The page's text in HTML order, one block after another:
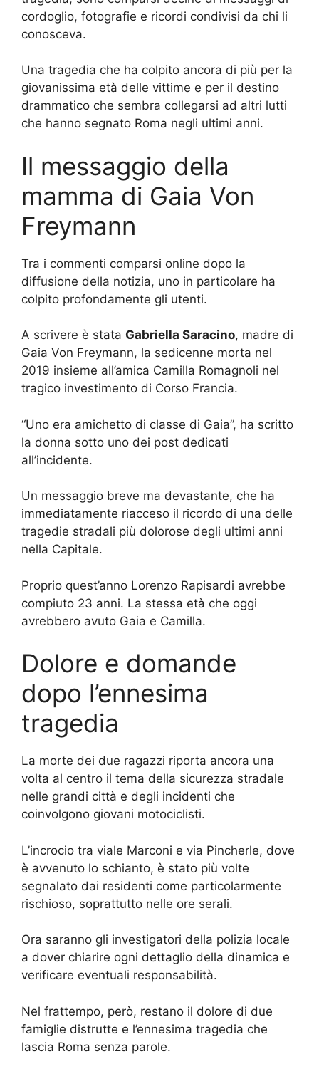
cordoglio, fotografie e ricordi condivisi da chi li
conosceva.
Una tragedia che ha colpito ancora di più per la
giovanissima età delle vittime e per il destino
drammatico che sembra collegarsi ad altri lutti
che hanno segnato Roma negli ultimi anni.
Il messaggio della
mamma di Gaia Von
Freymann
Tra i commenti comparsi online dopo la
diffusione della notizia, uno in particolare ha
colpito profondamente gli utenti.
A scrivere è stata Gabriella Saracino, madre di
Gaia Von Freymann, la sedicenne morta nel
2019 insieme all’amica Camilla Romagnoli nel
tragico investimento di Corso Francia.
“Uno era amichetto di classe di Gaia”, ha scritto
la donna sotto uno dei post dedicati
all’incidente.
Un messaggio breve ma devastante, che ha
immediatamente riacceso il ricordo di una delle
tragedie stradali più dolorose degli ultimi anni
nella Capitale.
Proprio quest’anno Lorenzo Rapisardi avrebbe
compiuto 23 anni. La stessa età che oggi
avrebbero avuto Gaia e Camilla.
Dolore e domande
dopo l’ennesima
tragedia
La morte dei due ragazzi riporta ancora una
volta al centro il tema della sicurezza stradale
nelle grandi città e degli incidenti che
coinvolgono giovani motociclisti.
L’incrocio tra viale Marconi e via Pincherle, dove
è avvenuto lo schianto, è stato più volte
segnalato dai residenti come particolarmente
rischioso, soprattutto nelle ore serali.
Ora saranno gli investigatori della polizia locale
a dover chiarire ogni dettaglio della dinamica e
verificare eventuali responsabilità.
Nel frattempo, però, restano il dolore di due
famiglie distrutte e l’ennesima tragedia che
lascia Roma senza parole.